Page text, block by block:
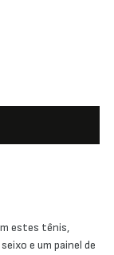
estes tênis,
e um painel de